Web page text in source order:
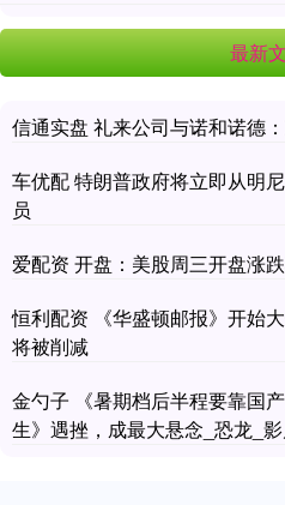
最新
信通实盘 礼来公司与诺和诺德
车优配 特朗普政府将立即从明
员
爱配资 开盘：美股周三开盘涨
恒利配资 《华盛顿邮报》开始
将被削减
金勺子 《暑期档后半程要靠国
生》遇挫，成最大悬念_恐龙_